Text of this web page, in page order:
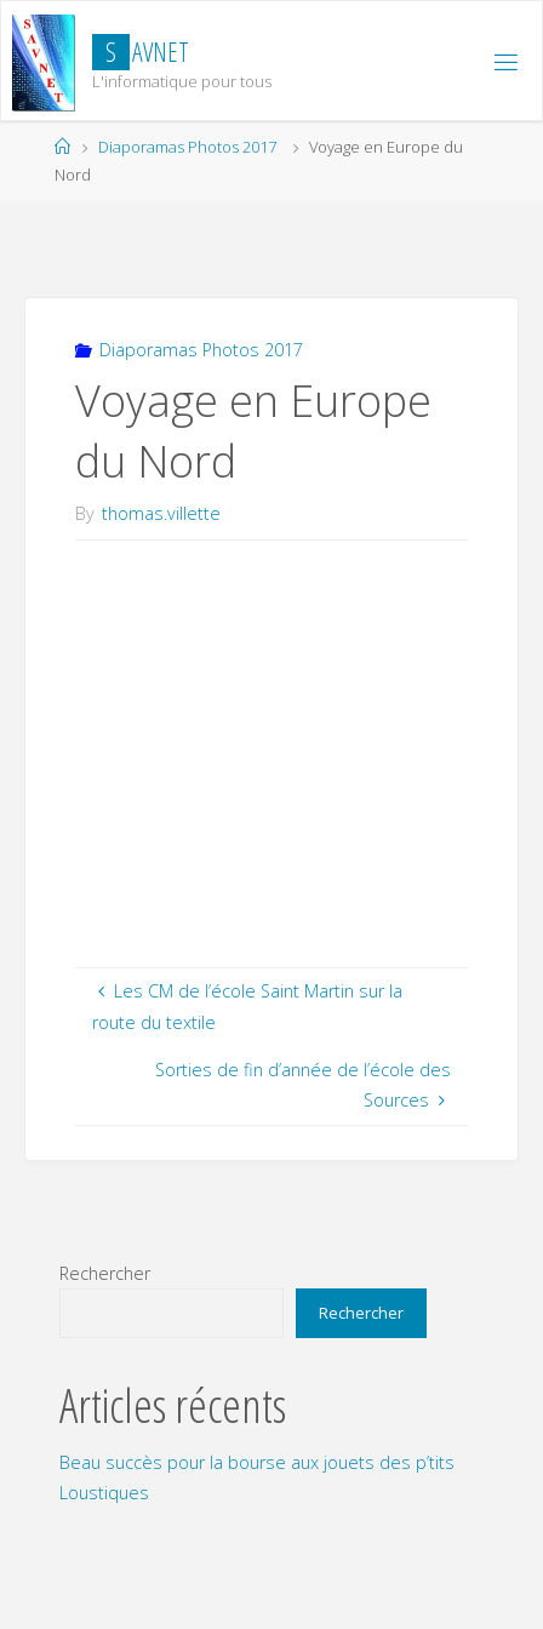
Skip
to
content
S AVNET
L'informatique pour tous
HomeDiaporamas Photos 2017
Voyage en Europe du
Nord
Diaporamas Photos 2017
Voyage en Europe
du Nord
By thomas.villette
Les CM de l’école Saint Martin sur la
route du textile
Sorties de fin d’année de l’école des
Sources
Rechercher
Rechercher
Articles récents
Beau succès pour la bourse aux jouets des p’tits
Loustiques